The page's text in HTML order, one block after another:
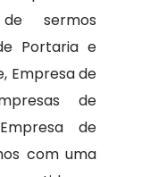
sermos
Portaria e
Empresa de
de
de
com uma